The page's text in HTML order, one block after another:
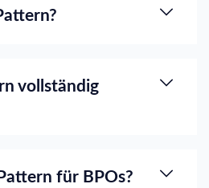
vollständig
für BPOs?